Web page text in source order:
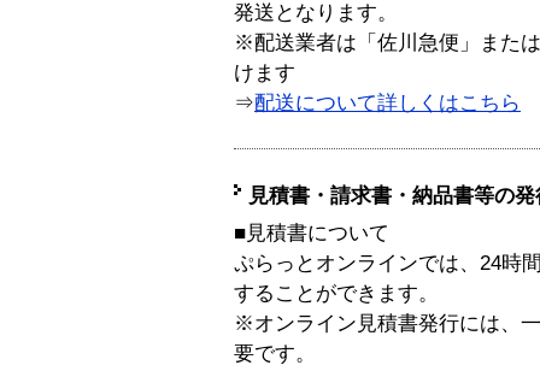
発送となります。
※配送業者は「佐川急便」また
けます
⇒配送について詳しくはこちら
見積書・請求書・納品書等の
■見積書について
ぷらっとオンラインでは、24時
することができます。
※オンライン見積書発行には、
要です。